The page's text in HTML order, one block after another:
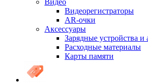
Видео
Видеорегистраторы
AR-очки
Аксессуары
Зарядные устройства и
Расходные материалы
Карты памяти